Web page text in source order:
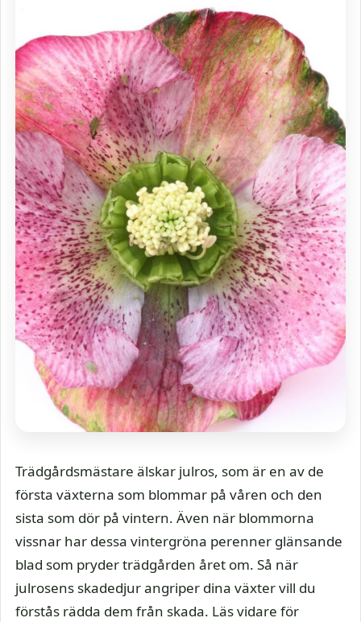
Trädgårdsmästare älskar julros, som är en av de
första växterna som blommar på våren och den
sista som dör på vintern. Även när blommorna
vissnar har dessa vintergröna perenner glänsande
blad som pryder trädgården året om. Så när
julrosens skadedjur angriper dina växter vill du
förstås rädda dem från skada. Läs vidare för